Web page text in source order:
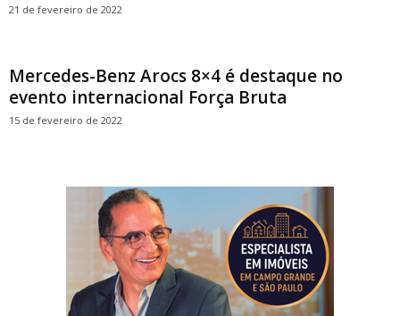
21 de fevereiro de 2022
Mercedes-Benz Arocs 8×4 é destaque no
evento internacional Força Bruta
15 de fevereiro de 2022